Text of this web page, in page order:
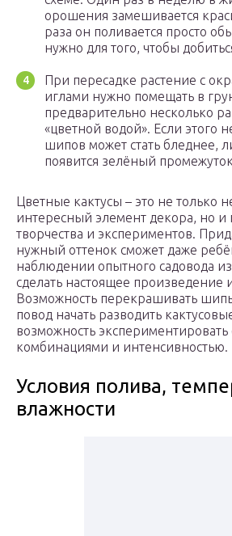
орошения замешивается
раза он поливается просто
нужно для того, чтобы
При пересадке растение с
иглами нужно помещать в
предварительно несколько
«цветной водой». Если этого
шипов может стать бледнее,
появится зелёный
Цветные кактусы – это не только
интересный элемент декора, но и
творчества и экспериментов.
нужный оттенок сможет даже
наблюдении опытного садовода
сделать настоящее произведение
Возможность перекрашивать
повод начать разводить
возможность экспериментировать
комбинациями и интенсивностью.
Условия полива,
влажности